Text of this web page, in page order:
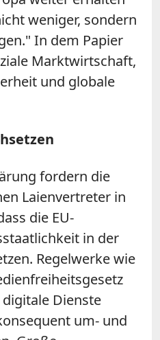
weniger, sondern
In dem Papier
Marktwirtschaft,
und globale
fordern die
Laienvertreter in
die EU-
in der
Regelwerke wie
Dienste
um- und